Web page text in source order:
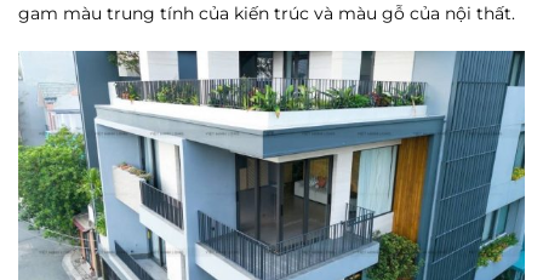
gam màu trung tính của kiến trúc và màu gỗ của nội thất.